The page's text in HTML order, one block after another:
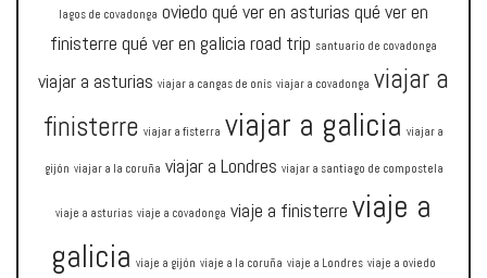
lagos de covadonga oviedo qué ver en asturias qué ver en
finisterre qué ver en galicia road trip santuario de covadonga
viajar a asturias viajar a cangas de onís viajar a covadonga viajar a
finisterre viajar a fisterra viajar a galicia viajar a
gijón viajar a la coruña viajar a Londres viajar a santiago de compostela
viaje a asturias viaje a covadonga viaje a finisterre viaje a
galicia viaje a gijón viaje a la coruña viaje a Londres viaje a oviedo